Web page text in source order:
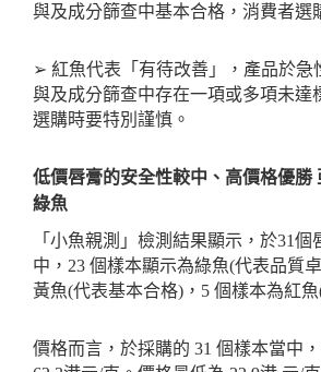
與及成分篩查中基本合格，消費者選
➢ 紅魚代表「有待改善」，產品於急
與及成分篩查中存在一項或多項未達
選購時要特別謹慎。
低價唇膏的安全性較中、高價格優勝
綠魚
「小魚親測」檢測結果顯示，於31個
中， 23 個樣本顯示為綠魚(代表品質卓
黃魚(代表基本合格) ， 5 個樣本為紅魚
價格而言，於採購的 31 個樣本當中